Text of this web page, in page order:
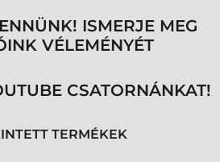
ISMERJE MEG
VÉLEMÉNYÉT
CSATORNÁNKAT!
TERMÉKEK